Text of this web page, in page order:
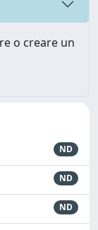
o creare un
ND
ND
ND